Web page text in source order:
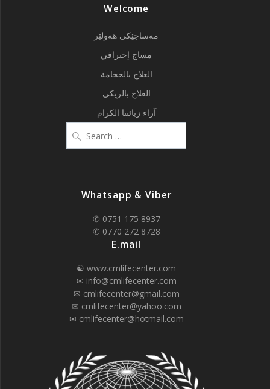
Welcome
مەساجێکی هەولێر
مساج إحترافي
العلاج بالحجامة
العلاج بالريكي
آراء زبائننا الكرام
for:
Whatsapp & Viber
✆ 0751 175 8937
✆ 0770 272 8728
E.mail
☯ www.cmlifecenter.com
✉ info@cmlifecenter.com
✉ cmlifecenter@gmail.com
✉ cmlifecenter@yahoo.com
✉ cmlifecenter@hotmail.com